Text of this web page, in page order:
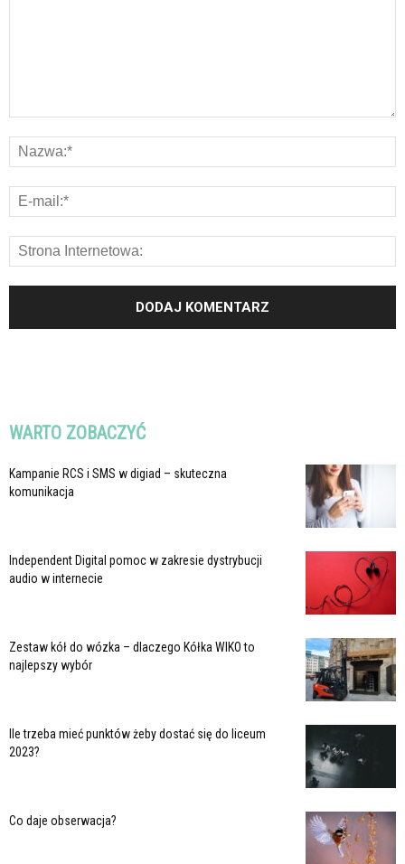
WARTO ZOBACZYĆ
Kampanie RCS i SMS w digiad – skuteczna
komunikacja
Independent Digital pomoc w zakresie dystrybucji
audio w internecie
Zestaw kół do wózka – dlaczego Kółka WIKO to
najlepszy wybór
Ile trzeba mieć punktów żeby dostać się do liceum
2023?
Co daje obserwacja?